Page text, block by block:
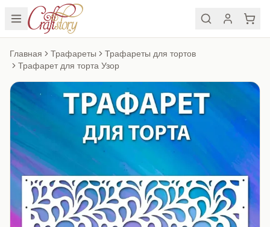
Главная Трафареты
Трафареты для тортов
Трафарет для торта Узор